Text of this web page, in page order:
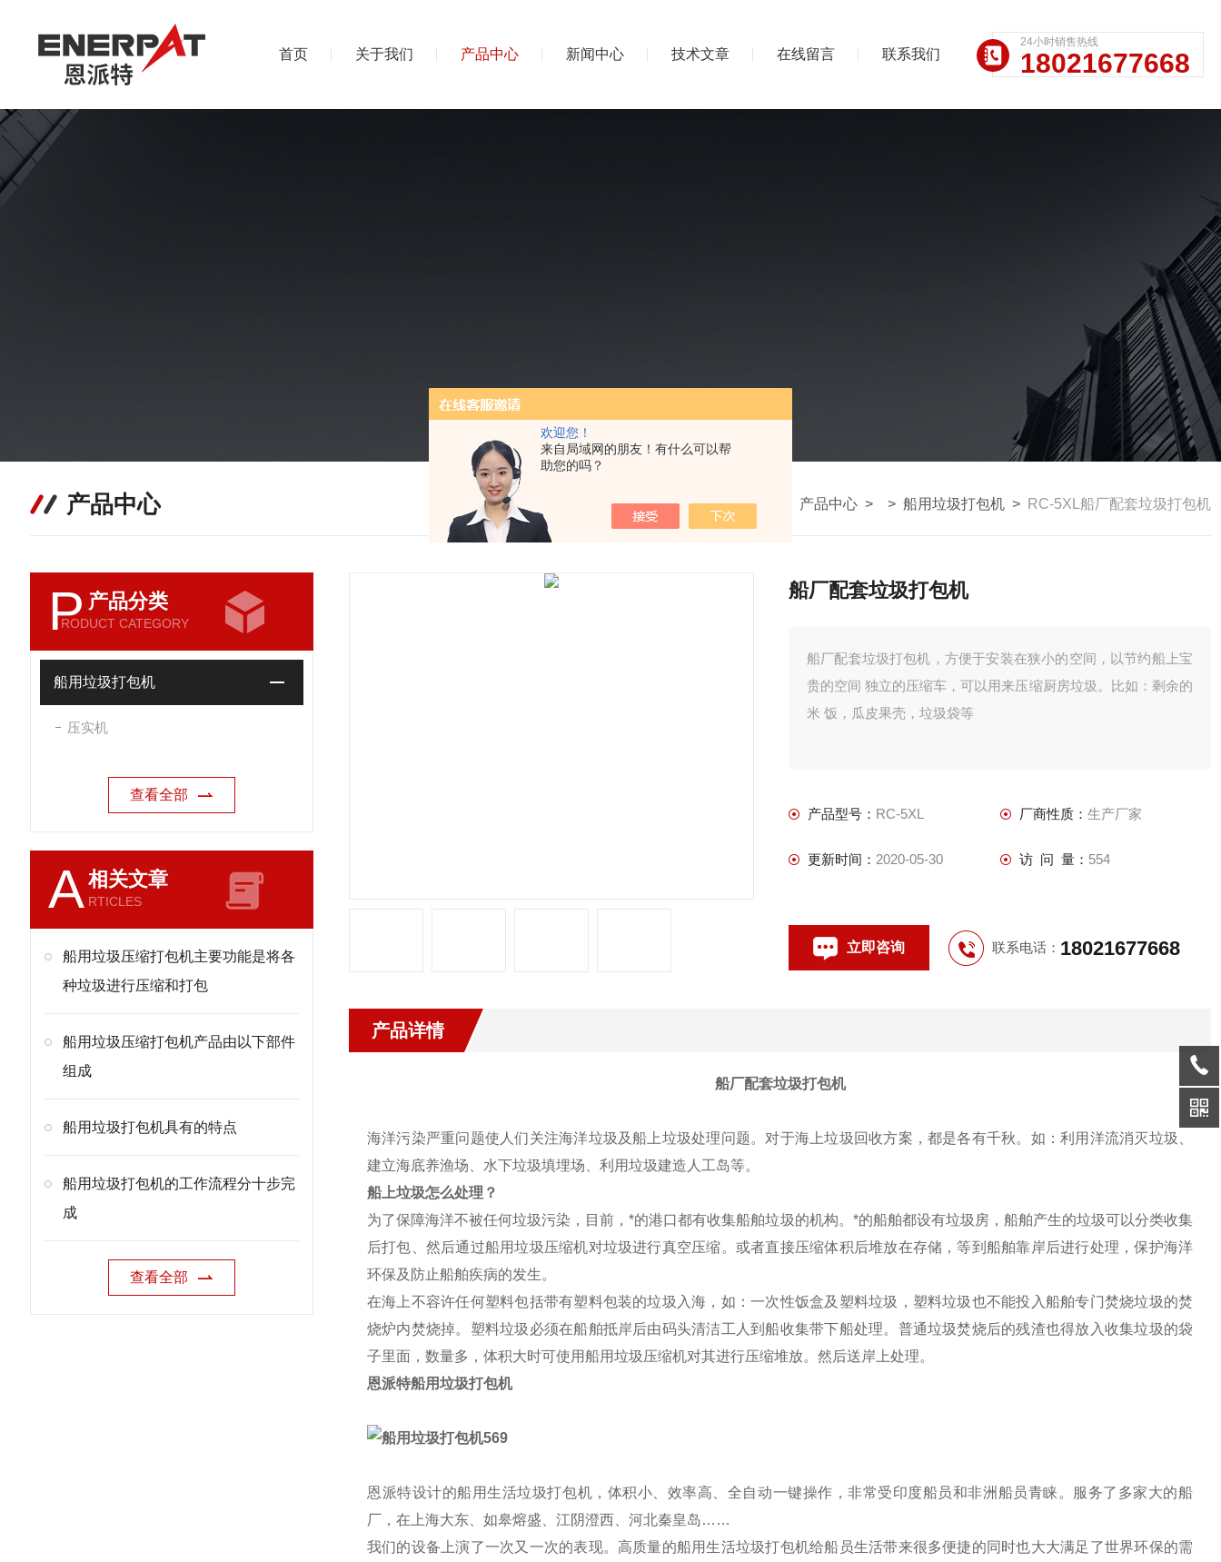
欢迎您！
来自局域网的朋友！有什么可以帮
助您的吗？
首页 关于我们 产品中心 新闻中心 技术文章 在线留言 联系我们
24小时销售热线
18021677668
产品中心 我的位置：首页 产品中心 > > 船用垃圾打包机 > RC-5XL船厂配套垃圾打包机
P 产品分类
RODUCT CATEGORY
船用垃圾打包机
压实机
查看全部
A相关文章
RTICLES
船用垃圾压缩打包机主要功能是将各
种垃圾进行压缩和打包
船用垃圾压缩打包机产品由以下部件
组成
船用垃圾打包机具有的特点
船用垃圾打包机的工作流程分十步完
成
查看全部
船厂配套垃圾打包机
船厂配套垃圾打包机，方便于安装在狭小的空间，以节约船上宝
贵的空间 独立的压缩车，可以用来压缩厨房垃圾。比如：剩余的
米 饭，瓜皮果壳，垃圾袋等
产品型号： RC-5XL 厂商性质： 生产厂家
更新时间： 2020-05-30 访 问 量： 554
立即咨询 联系电话： 18021677668
产品详情
船厂配套垃圾打包机
海洋污染严重问题使人们关注海洋垃圾及船上垃圾处理问题。对于海上垃圾回收方案，都是各有千秋。如：利用洋流消灭垃圾、
建立海底养渔场、水下垃圾填埋场、利用垃圾建造人工岛等。
船上垃圾怎么处理？
为了保障海洋不被任何垃圾污染，目前，*的港口都有收集船舶垃圾的机构。*的船舶都设有垃圾房，船舶产生的垃圾可以分类收集
后打包、然后通过船用垃圾压缩机对垃圾进行真空压缩。或者直接压缩体积后堆放在存储，等到船舶靠岸后进行处理，保护海洋
环保及防止船舶疾病的发生。
在海上不容许任何塑料包括带有塑料包装的垃圾入海，如：一次性饭盒及塑料垃圾，塑料垃圾也不能投入船舶专门焚烧垃圾的焚
烧炉内焚烧掉。塑料垃圾必须在船舶抵岸后由码头清洁工人到船收集带下船处理。普通垃圾焚烧后的残渣也得放入收集垃圾的袋
子里面，数量多，体积大时可使用船用垃圾压缩机对其进行压缩堆放。然后送岸上处理。
恩派特船用垃圾打包机
恩派特设计的船用生活垃圾打包机，体积小、效率高、全自动一键操作，非常受印度船员和非洲船员青睐。服务了多家大的船
厂，在上海大东、如皋熔盛、江阴澄西、河北秦皇岛……
我们的设备上演了一次又一次的表现。高质量的船用生活垃圾打包机给船员生活带来很多便捷的同时也大大满足了世界环保的需